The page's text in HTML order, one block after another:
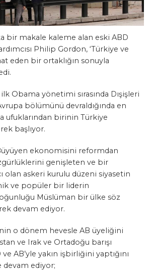
bir makale kaleme alan eski ABD
Philip Gordon, ‘Türkiye ve
eden bir ortaklığın sonuyla
ilk Obama yönetimi sırasında Dışişleri
bölümünü devraldığında en
ufuklarından birinin Türkiye
başlıyor.
ekonomisini reformdan
genişleten ve bir
olan askeri kurulu düzeni siyasetin
ve popüler bir liderin
Müslüman bir ülke söz
devam ediyor.
o dönem hevesle AB üyeliğini
ve Irak ve Ortadoğu barışı
AB’yle yakın işbirliğini yaptığını
devam ediyor;